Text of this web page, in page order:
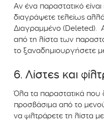
Αν ένα παραστατικό
διαγράψετε τελείως
Διαγραμμένο (Deleted).
από τη λίστα των
το ξαναδημιουργήσετε
6. Λίστες και
Όλα τα παραστατικά που
προσβάσιμα από το
να φιλτράρετε τη λίστα